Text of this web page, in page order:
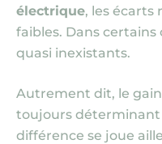
électrique, les
faibles. Dans
quasi inexistants.
Autrement dit, le
toujours déterminant
différence se joue